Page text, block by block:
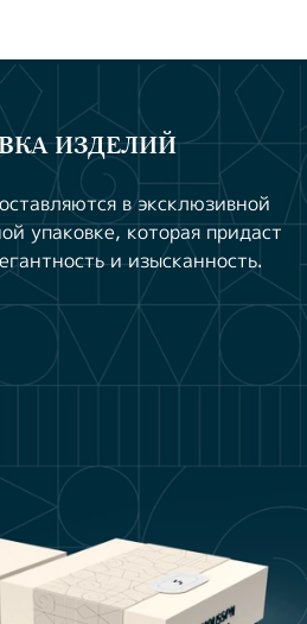
ИЗДЕЛИЙ
в эксклюзивной
упаковке, которая придаст
и изысканность.